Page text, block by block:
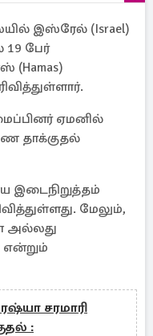
இஸ்ரேல் (Israel)
19 பேர்
(Hamas)
ஏமனில்
தாக்குதல்
இடைநிறுத்தம்
மேலும்,
அல்லது
என்றும்
சரமாரி
: